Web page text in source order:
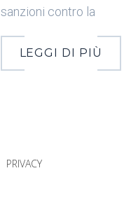
sanzioni contro la
LEGGI DI PIÙ
PRIVACY